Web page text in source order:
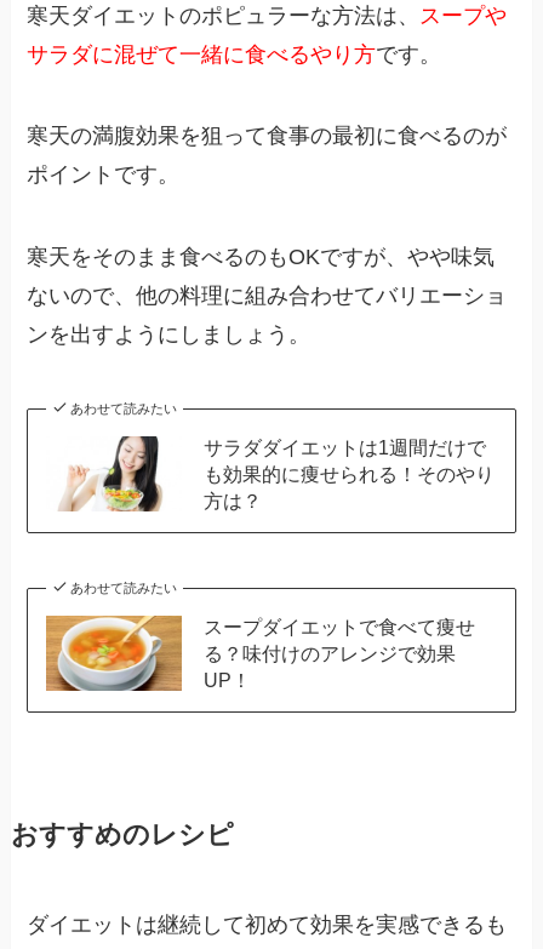
寒天ダイエットのポピュラーな方法は、
スープや
サラダに混ぜて一緒に食べるやり方です。
寒天の満腹効果を狙って食事の最初に食べるのが
ポイントです。
寒天をそのまま食べるのもOKですが、やや味気
ないので、他の料理に組み合わせてバリエーショ
ンを出すようにしましょう。
あわせて読みたい
サラダダイエットは1週間だけで
も効果的に痩せられる！そのやり
方は？
あわせて読みたい
スープダイエットで食べて痩せ
る？味付けのアレンジで効果
UP！
おすすめのレシピ
ダイエットは継続して初めて効果を実感できるも